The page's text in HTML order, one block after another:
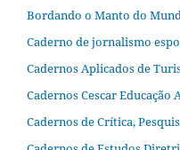
Bordando o Manto do
Caderno de jornalismo
Cadernos Aplicados de
Cadernos Cescar Educação
Cadernos de Crítica,